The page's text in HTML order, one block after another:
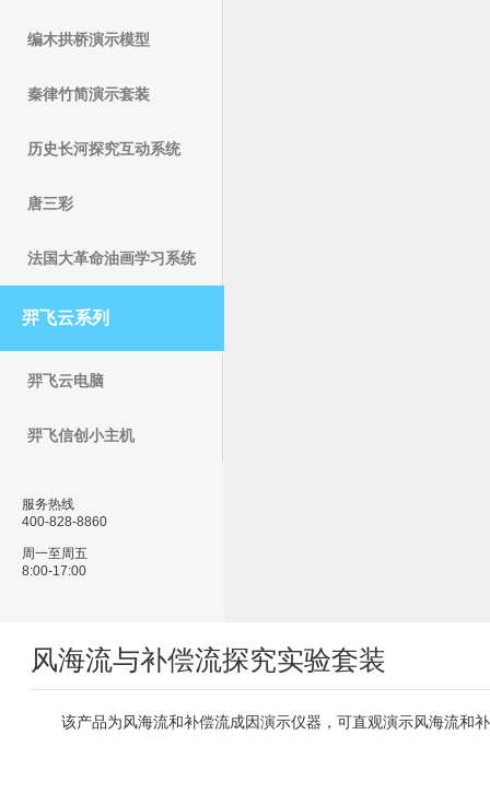
编木拱桥演示模型
秦律竹简演示套装
历史长河探究互动系统
唐三彩
法国大革命油画学习系统
羿飞云系列
羿飞云电脑
羿飞信创小主机
服务热线
400-828-8860
周一至周五
8:00-17:00
风海流与补偿流探究实验套装
该产品为风海流和补偿流成因演示仪器，可直观演示风海流和